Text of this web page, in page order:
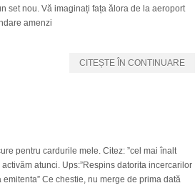
set nou. Vă imaginați fața ălora de la aeroport
amenzi
CITEȘTE ÎN CONTINUARE
pentru cardurile mele. Citez: ”cel mai înalt
atunci. Ups:”Respins datorita incercarilor
Ce chestie, nu merge de prima dată